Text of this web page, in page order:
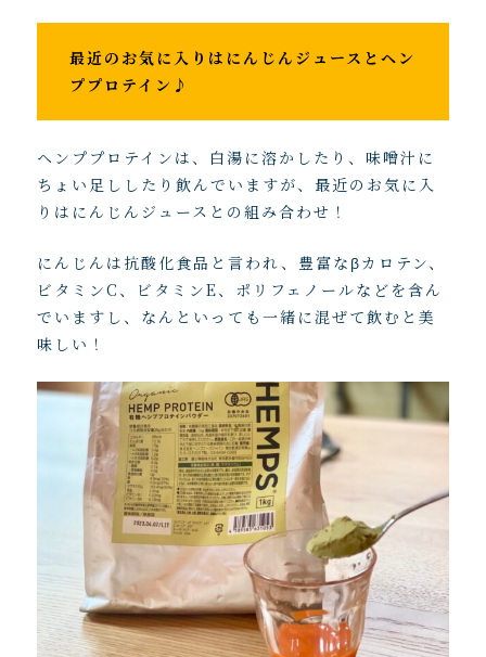
最近のお気に入りはにんじんジュースとヘン
ププロテイン♪
ヘンププロテインは、白湯に溶かしたり、味噌汁に
ちょい足ししたり飲んでいますが、最近のお気に入
りはにんじんジュースとの組み合わせ！
にんじんは抗酸化食品と言われ、豊富なβカロテン、
ビタミンC、ビタミンE、ポリフェノールなどを含ん
でいますし、なんといっても一緒に混ぜて飲むと美
味しい！